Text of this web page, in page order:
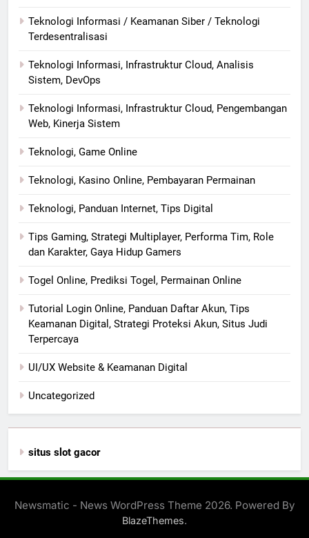
Teknologi Informasi / Keamanan Siber / Teknologi
Terdesentralisasi
Teknologi Informasi, Infrastruktur Cloud, Analisis
Sistem, DevOps
Teknologi Informasi, Infrastruktur Cloud, Pengembangan
Web, Kinerja Sistem
Teknologi, Game Online
Teknologi, Kasino Online, Pembayaran Permainan
Teknologi, Panduan Internet, Tips Digital
Tips Gaming, Strategi Multiplayer, Performa Tim, Role
dan Karakter, Gaya Hidup Gamers
Togel Online, Prediksi Togel, Permainan Online
Tutorial Login Online, Panduan Daftar Akun, Tips
Keamanan Digital, Strategi Proteksi Akun, Situs Judi
Terpercaya
UI/UX Website & Keamanan Digital
Uncategorized
situs slot gacor
Newsmatic - News WordPress Theme 2026. Powered By
BlazeThemes.